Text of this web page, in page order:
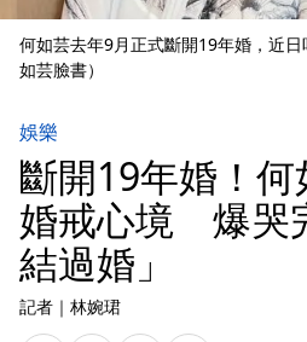
何如芸去年9月正式斷開19年婚，近
如芸臉書）
娛樂
斷開19年婚！
婚戒心境 爆哭
結過婚」
記者 ｜ 林婉珺